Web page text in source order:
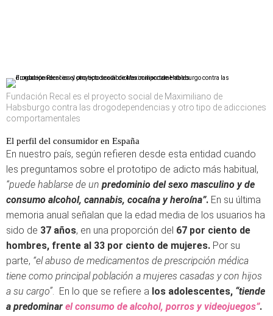
Fundación Recal es el proyecto social de Maximiliano de
Habsburgo contra las drogodependencias y otro tipo de adicciones
comportamentales
El perfil del consumidor en España
En nuestro país, según refieren desde esta entidad cuando
les preguntamos sobre el prototipo de adicto más habitual,
“puede hablarse de un predominio del sexo masculino y de
consumo alcohol, cannabis, cocaína y heroína”. En su última
memoria anual señalan que la edad media de los usuarios ha
sido de 37 años, en una proporción del 67 por ciento de
hombres, frente al 33 por ciento de mujeres. Por su
parte, “el abuso de medicamentos de prescripción médica
tiene como principal población a mujeres casadas y con hijos
a su cargo”. En lo que se refiere a los adolescentes, “tiende
a predominar el consumo de alcohol, porros y videojuegos”.